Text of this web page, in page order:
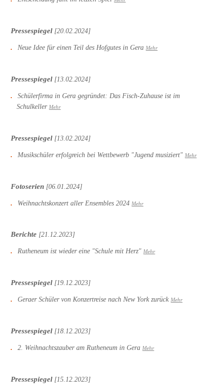
Pressespiegel [20.02.2024]
Neue Idee für einen Teil des Hofgutes in Gera Mehr
Pressespiegel [13.02.2024]
Schülerfirma in Gera gegründet: Das Fisch-Zuhause ist im
Schulkeller Mehr
Pressespiegel [13.02.2024]
Musikschüler erfolgreich bei Wettbewerb "Jugend musiziert" Mehr
Fotoserien [06.01.2024]
Weihnachtskonzert aller Ensembles 2024 Mehr
Berichte [21.12.2023]
Rutheneum ist wieder eine "Schule mit Herz" Mehr
Pressespiegel [19.12.2023]
Geraer Schüler von Konzertreise nach New York zurück Mehr
Pressespiegel [18.12.2023]
2. Weihnachtszauber am Rutheneum in Gera Mehr
Pressespiegel [15.12.2023]